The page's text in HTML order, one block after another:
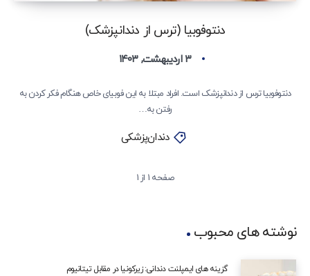
دنتوفوبیا (ترس از دندانپزشک)
۳ اردیبهشت, ۱۴۰۳
دنتوفوبیا ترس از دندانپزشک است. افراد مبتلا به این فوبیای خاص هنگام فکر کردن به
رفتن به…
دندان‌پزشکی
صفحه 1 از 1
نوشته های محبوب
گزینه‌ های ایمپلنت دندانی: زیرکونیا در مقابل تیتانیوم